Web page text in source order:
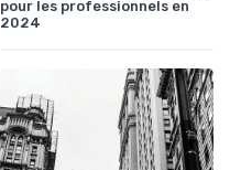
pour les professionnels en
2024